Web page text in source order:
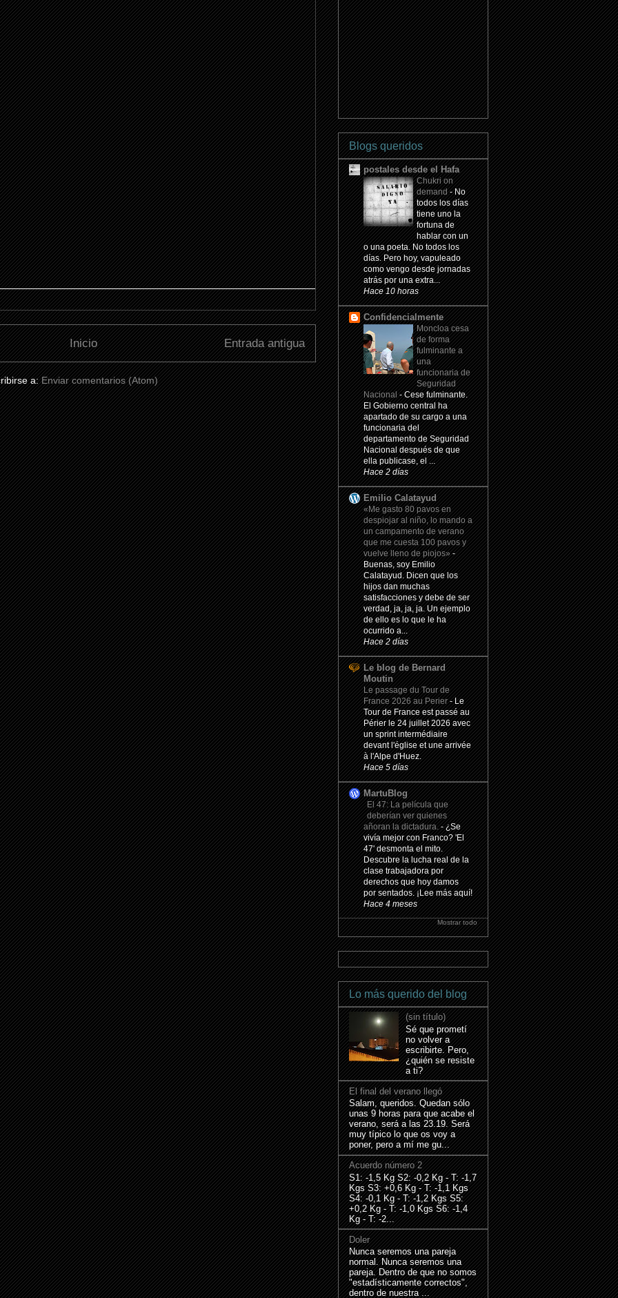
Entrada antigua
Inicio
a:Enviar comentarios (Atom)
Blogs queridos
postales desde el Hafa
Chukri on
demand-No
todos los días
tiene uno la
fortuna de
hablar con un
o una poeta. No todos los
días. Pero hoy, vapuleado
como vengo desde jornadas
atrás por una extra...
Hace 10 horas
Confidencialmente
Moncloa cesa
de forma
fulminante a
una
funcionaria de
Seguridad
Nacional-Cese fulminante.
El Gobierno central ha
apartado de su cargo a una
funcionaria del
departamento de Seguridad
Nacional después de que
ella publicase, el ...
Hace 2 días
Emilio Calatayud
«Me gasto 80 pavos en
despiojar al niño, lo mando a
un campamento de verano
que me cuesta 100 pavos y
vuelve lleno de piojos»-
Buenas, soy Emilio
Calatayud. Dicen que los
hijos dan muchas
satisfacciones y debe de ser
verdad, ja, ja, ja. Un ejemplo
de ello es lo que le ha
ocurrido a...
Hace 2 días
Le blog de Bernard
Moutin
Le passage du Tour de
France 2026 au Perier-Le
Tour de France est passé au
Périer le 24 juillet 2026 avec
un sprint intermédiaire
devant l'église et une arrivée
à l'Alpe d'Huez.
Hace 5 días
MartuBlog
El 47: La película que
deberían ver quienes
añoran la dictadura.-¿Se
vivía mejor con Franco? 'El
47' desmonta el mito.
Descubre la lucha real de la
clase trabajadora por
derechos que hoy damos
por sentados. ¡Lee más aquí!
Hace 4 meses
Mostrar todo
Lo más querido del blog
(sin título)
Sé que prometí
no volver a
escribirte. Pero,
¿quién se resiste
a ti?
El final del verano llegó
Salam, queridos. Quedan sólo
unas 9 horas para que acabe el
verano, será a las 23.19. Será
muy típico lo que os voy a
poner, pero a mí me gu...
Acuerdo número 2
S1: -1,5 Kg S2: -0,2 Kg - T: -1,7
Kgs S3: +0,6 Kg - T: -1,1 Kgs
S4: -0,1 Kg - T: -1,2 Kgs S5:
+0,2 Kg - T: -1,0 Kgs S6: -1,4
Kg - T: -2...
Doler
Nunca seremos una pareja
normal. Nunca seremos una
pareja. Dentro de que no somos
"estadísticamente correctos",
dentro de nuestra ...